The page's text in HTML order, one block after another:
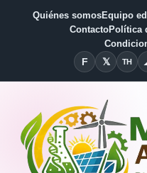
Quiénes somosEquipo
ContactoPolítica
FFacebook
𝕏
X TH